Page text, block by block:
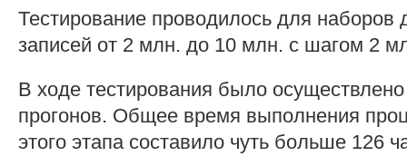
Тестирование проводилось для наборов
записей от 2 млн. до 10 млн. с шагом 2
В ходе тестирования было
прогонов. Общее время выполнения
этого этапа составило чуть больше 126